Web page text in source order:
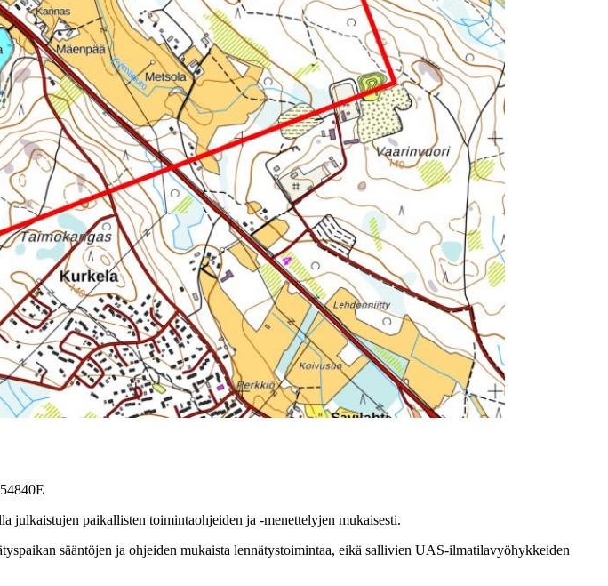
julkaistujen paikallisten toimintaohjeiden ja -menettelyjen mukaisesti.
sääntöjen ja ohjeiden mukaista lennätystoimintaa, eikä sallivien UAS-ilmatilavyöhykkeiden